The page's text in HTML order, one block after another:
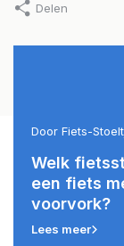
Delen
Door Fiets-
Welk
een fiets
voorvork?
Lees meer